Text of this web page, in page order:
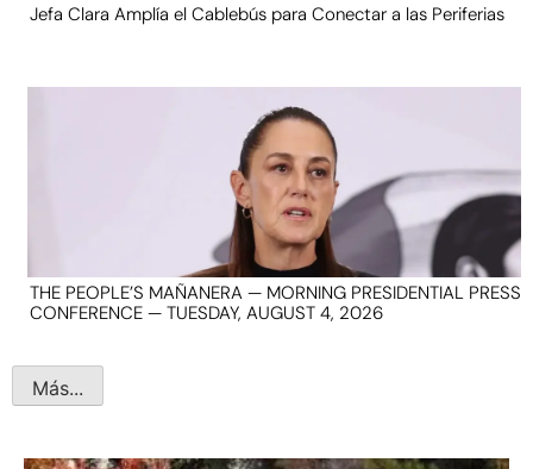
Jefa Clara Amplía el Cablebús para Conectar a las Periferias
THE PEOPLE’S MAÑANERA — MORNING PRESIDENTIAL PRESS
CONFERENCE — TUESDAY, AUGUST 4, 2026
Más...